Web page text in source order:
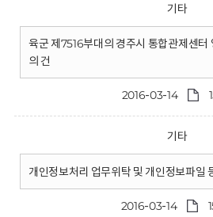
기타
육군 제7516부대의 경주시 통합관제센터
의 건
2016-03-14
기타
개인정보처리 업무위탁 및 개인정보파일
2016-03-14